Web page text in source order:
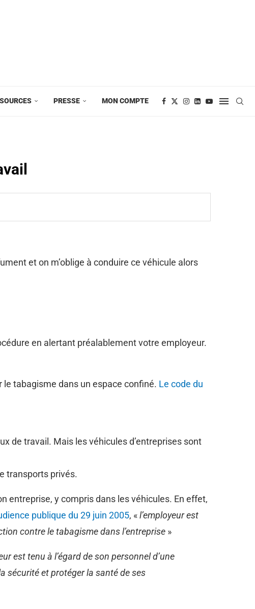
PRESSE MON COMPTE
et on m’oblige à conduire ce véhicule alors
en alertant préalablement votre employeur.
le tabagisme dans un espace confiné. Le code du
de travail. Mais les véhicules d’entreprises sont
transports privés.
entreprise, y compris dans les véhicules. En effet,
publique du 29 juin 2005, «l’employeur est
contre le tabagisme dans l’entreprise »
est tenu à l’égard de son personnel d’une
sécurité et protéger la santé de ses